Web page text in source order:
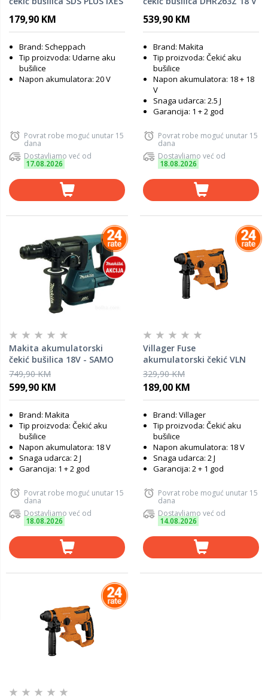
179,90 KM
Brand: Scheppach
Tip proizvoda: Udarne aku
bušilice
Napon akumulatora: 20 V
Povrat robe moguć unutar 15
dana
Dostavljamo već od
17.08.2026
539,90 KM
Brand: Makita
Tip proizvoda: Čekić aku
bušilice
Napon akumulatora: 18 + 18
V
Snaga udarca: 2.5 J
Garancija: 1 + 2 god
Povrat robe moguć unutar 15
dana
Dostavljamo već od
18.08.2026
Makita akumulatorski
čekić bušilica 18V - SAMO
ALAT
749,90 KM
599,90 KM
Brand: Makita
Tip proizvoda: Čekić aku
bušilice
Napon akumulatora: 18 V
Snaga udarca: 2 J
Garancija: 1 + 2 god
Povrat robe moguć unutar 15
dana
Dostavljamo već od
18.08.2026
Villager Fuse
akumulatorski čekić VLN
0220
329,90 KM
189,00 KM
Brand: Villager
Tip proizvoda: Čekić aku
bušilice
Napon akumulatora: 18 V
Snaga udarca: 2 J
Garancija: 2 + 1 god
Povrat robe moguć unutar 15
dana
Dostavljamo već od
14.08.2026